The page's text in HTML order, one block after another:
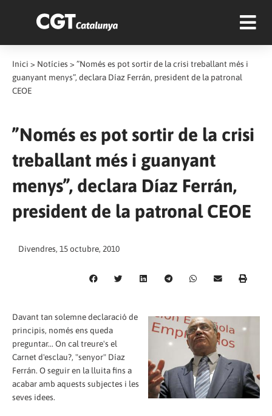
Inici > Notícies > ”Només es pot sortir de la crisi treballant més i
guanyant menys”, declara Díaz Ferrán, president de la patronal
CEOE
”Només es pot sortir de la crisi
treballant més i guanyant
menys”, declara Díaz Ferrán,
president de la patronal CEOE
Divendres, 15 octubre, 2010
Davant tan solemne declaració de
principis, només ens queda
preguntar... On cal treure's el
Carnet d'esclau?, "senyor" Díaz
Ferrán. O seguir en la lluita fins a
acabar amb aquests subjectes i les
seves idees.